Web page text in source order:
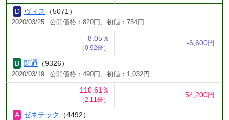
ヴィス （5071）
2020/03/25 公開価格：820円、初値：754円
-8.05％
（0.92倍）
-6,600円
関通 （9326）
2020/03/19 公開価格：490円、初値：1,032円
110.61％
（2.11倍）
54,200円
ゼネテック （4492）